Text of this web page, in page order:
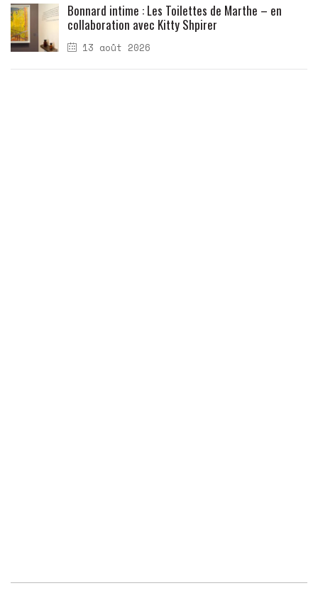
13 août 2026
Bonnard intime : Les Toilettes de Marthe – en
collaboration avec Kitty Shpirer